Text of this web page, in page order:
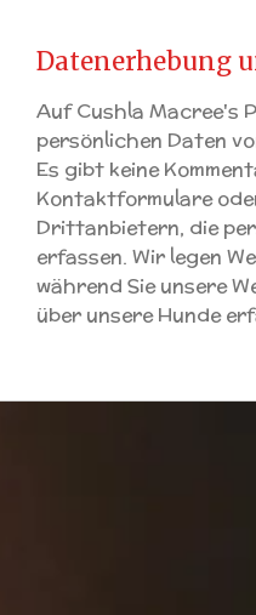
Datenerhebung
Auf Cushla Macree's
persönlichen Daten
Es gibt keine
Kontaktformulare
Drittanbietern, die
erfassen. Wir legen
während Sie unsere
über unsere Hunde